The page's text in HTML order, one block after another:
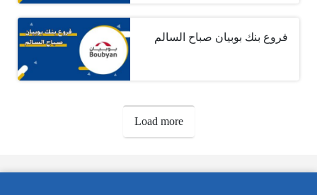
فروع بنك بوبيان صباح السالم
Load more